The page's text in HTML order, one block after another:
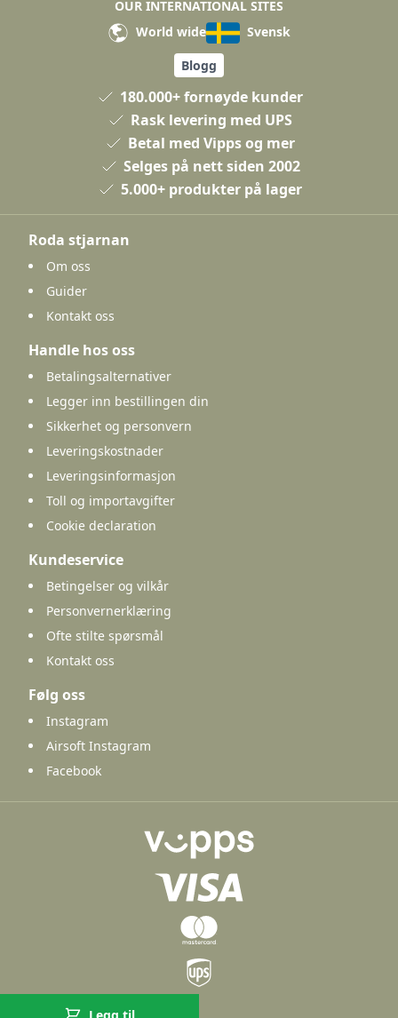
OUR INTERNATIONAL SITES
World wide
Svensk
Blogg
180.000+ fornøyde kunder
Rask levering med UPS
Betal med Vipps og mer
Selges på nett siden 2002
5.000+ produkter på lager
Roda stjarnan
Om oss
Guider
Kontakt oss
Handle hos oss
Betalingsalternativer
Legger inn bestillingen din
Sikkerhet og personvern
Leveringskostnader
Leveringsinformasjon
Toll og importavgifter
Cookie declaration
Kundeservice
Betingelser og vilkår
Personvernerklæring
Ofte stilte spørsmål
Kontakt oss
Følg oss
Instagram
Airsoft Instagram
Facebook